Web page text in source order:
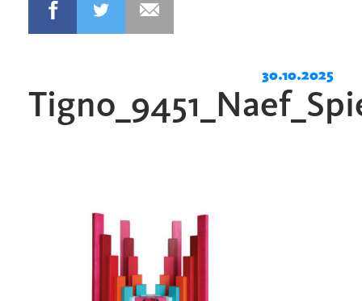
30.10.2025